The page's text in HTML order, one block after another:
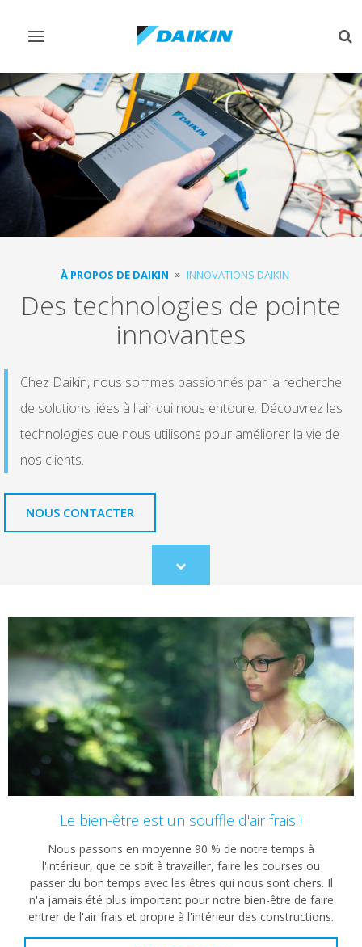
Afficher/masquer
À PROPOS DE DAIKIN INNOVATIONS DAIKIN
Des technologies de pointe
innovantes
Chez Daikin, nous sommes passionnés par la recherche
de solutions liées à l'air qui nous entoure. Découvrez les
technologies que nous utilisons pour améliorer la vie de
nos clients.
NOUS CONTACTER
Scroll
to
Le bien-être est un souffle d'air frais !
Nous passons en moyenne 90 % de notre temps à
l'intérieur, que ce soit à travailler, faire les courses ou
passer du bon temps avec les êtres qui nous sont chers. Il
n'a jamais été plus important pour notre bien-être de faire
entrer de l'air frais et propre à l'intérieur des constructions.